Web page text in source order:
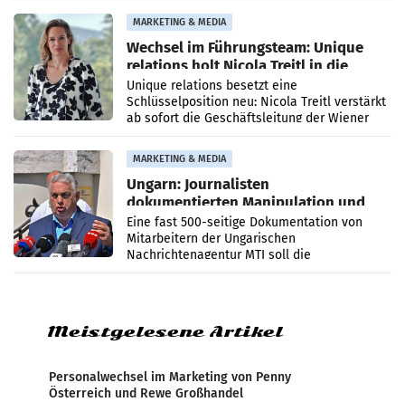
MARKETING & MEDIA
Wechsel im Führungsteam: Unique
relations holt Nicola Treitl in die
Geschäftsleitung
Unique relations besetzt eine
Schlüsselposition neu: Nicola Treitl verstärkt
ab sofort die Geschäftsleitung der Wiener
PR-Agentur an der Seite von Josef Kalina und
Anna Kalina-Mahr.
MARKETING & MEDIA
Ungarn: Journalisten
dokumentierten Manipulation und
Zensur
Eine fast 500-seitige Dokumentation von
Mitarbeitern der Ungarischen
Nachrichtenagentur MTI soll die
systematische Nachrichten-Manipulation und
Meistgelesene Artikel
Personalwechsel im Marketing von Penny
Österreich und Rewe Großhandel